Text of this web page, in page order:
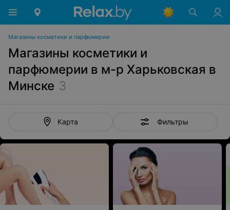
Магазины косметики и парфюмерии
Магазины косметики и
парфюмерии в м-р Харьковская в
Минске 3
Карта Фильтры